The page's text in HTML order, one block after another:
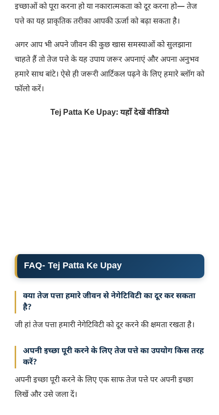
इच्छाओं को पूरा करना हो या नकारात्मकता को दूर करना हो— तेज
पत्ते का यह प्राकृतिक तरीका आपकी ऊर्जा को बढ़ा सकता है।
अगर आप भी अपने जीवन की कुछ खास समस्याओं को सुलझाना
चाहते हैं तो तेज पत्ते के यह उपाय जरूर अपनाएं और अपना अनुभव
हमारे साथ बांटे। ऐसे ही जरूरी आर्टिकल पढ़ने के लिए हमारे ब्लॉग को
फॉलो करें।
Tej Patta Ke Upay: यहाँ देखें वीडियो
FAQ- Tej Patta Ke Upay
क्या तेज पत्ता हमारे जीवन से नेगेटिविटी का दूर कर सकता
है?
जी हां तेज पत्ता हमारी नेगेटिविटी को दूर करने की क्षमता रखता है।
अपनी इच्छा पूरी करने के लिए तेज पत्ते का उपयोग किस तरह
करें?
अपनी इच्छा पूरी करने के लिए एक साफ तेज पत्ते पर अपनी इच्छा
लिखें और उसे जला दें।